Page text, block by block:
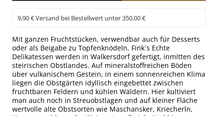
9,90 € Versand bei Bestellwert unter 350,00 €
Mit ganzen Fruchtstücken, verwendbar auch für Desserts
oder als Beigabe zu Topfenknödeln. Fink´s Echte
Delikatessen werden in Walkersdorf gefertigt, inmitten des
steirischen Obstlandes. Auf mineralstoffreichen Böden
über vulkanischem Gestein, in einem sonnenreichen Klima
liegen die Obstgärten idyllisch eingebettet zwischen
fruchtbaren Feldern und kühlen Wäldern. Hier kultiviert
man auch noch in Streuobstlagen und auf kleiner Fläche
wertvolle alte Obstsorten wie Maschansker, Kriecherln,